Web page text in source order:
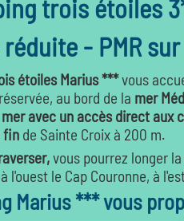
trois étoiles
- PMR
étoiles Marius ***vous
au bord de la mer
avec un accès direct aux
fin de Sainte Croix à 200 m.
vous pourrez longer
l'ouest le Cap Couronne, à
Marius *** vous